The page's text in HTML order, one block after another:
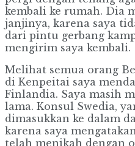
kembali ke rumah. Dia
janjinya, karena saya
dari pintu gerbang
mengirim saya kembali.
Melihat semua orang
di Kenpeitai saya
Finlandia. Saya masih
lama. Konsul Swedia,
dimasukkan ke dalam
karena saya
telah menikah dengan